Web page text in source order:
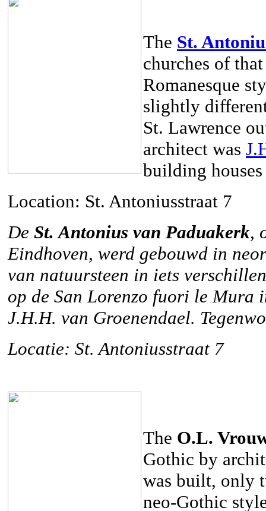
The St.
churches of
Romanesque
slightly
St. Lawrence
architect was
building houses
Location: St. Antoniusstraat 7
De St. Antonius van Paduakerk,
Eindhoven, werd gebouwd in
van natuursteen in iets
op de San Lorenzo fuori le Mura
J.H.H. van Groenendael.
Locatie: St. Antoniusstraat 7
The O.L.
Gothic by
was built, only
neo-Gothic